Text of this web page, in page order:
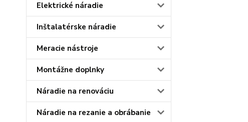
Elektrické náradie
Inštalatérske náradie
Meracie nástroje
Montážne doplnky
Náradie na renováciu
Náradie na rezanie a obrábanie